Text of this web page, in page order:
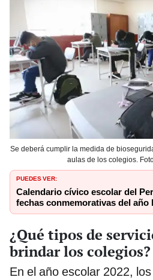
Se deberá cumplir la medida de
aulas de los colegios.
PUEDES VER:
Calendario cívico escolar del
fechas conmemorativas del año
¿Qué tipos de
brindar los colegios?
En el año escolar 2022,